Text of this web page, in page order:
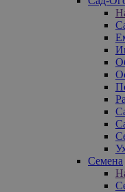
Семена